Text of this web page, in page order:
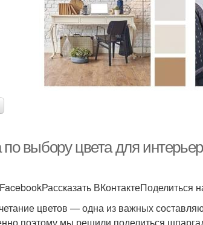
выбору цвета для
ВКонтактеПоделиться
цветов — одна из важных